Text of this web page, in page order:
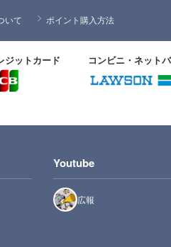
いて ポイント購入方法
ジットカード コンビニ・ネット
Youtube
広報